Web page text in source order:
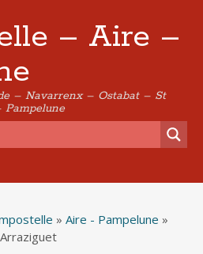
– Aire –
– Navarrenx – Ostabat – St
Pampelune
» Aire - Pampelune »